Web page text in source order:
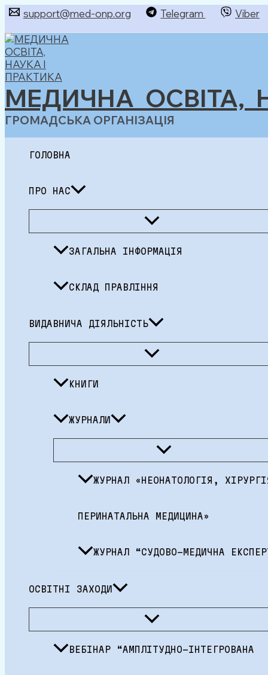
Перейти
вмісту
support@med-onp.org Telegram Viber
МЕДИЧНА ОСВІТА,
ГРОМАДСЬКА ОРГАНІЗАЦІЯ
ГОЛОВНА
ПРО НАС
Перемикач
меню
ЗАГАЛЬНА ІНФОРМАЦІЯ
СКЛАД ПРАВЛІННЯ
ВИДАВНИЧА ДІЯЛЬНІСТЬ
Перемикач
меню
КНИГИ
ЖУРНАЛИ
Перемикач
меню
ЖУРНАЛ «НЕОНАТОЛОГІЯ,
ПЕРИНАТАЛЬНА МЕДИЦИНА»
ЖУРНАЛ “СУДОВО-МЕДИЧНА
ОСВІТНІ ЗАХОДИ
Перемикач
меню
ВЕБІНАР “АМПЛІТУДНО-ІНТЕГРОВАНА